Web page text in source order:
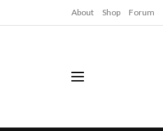
About Shop Forum